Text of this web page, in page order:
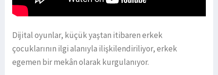
Dijital oyunlar, küçük yaştan itibaren erkek
çocuklarının ilgi alanıyla ilişkilendiriliyor, erkek
egemen bir mekân olarak kurgulanıyor.